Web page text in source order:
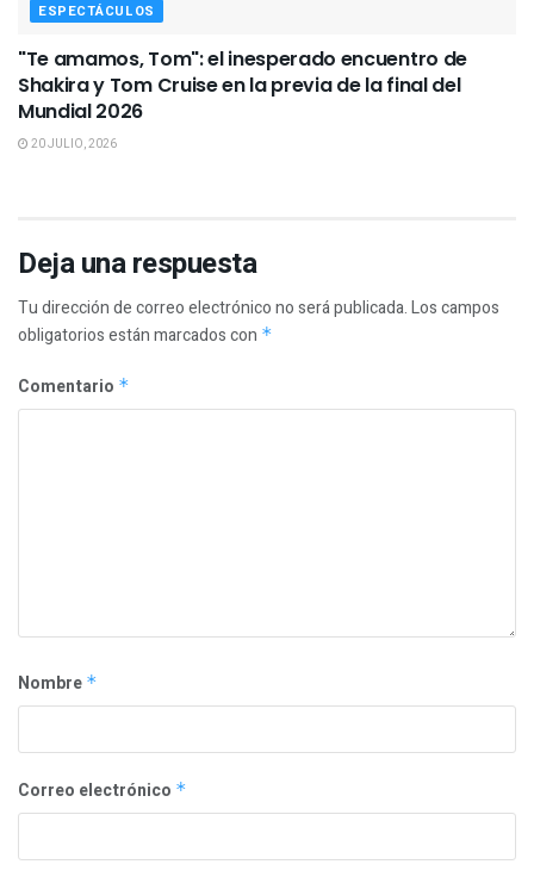
ESPECTÁCULOS
"Te amamos, Tom": el inesperado encuentro de
Shakira y Tom Cruise en la previa de la final del
Mundial 2026
20 JULIO, 2026
Deja una respuesta
Tu dirección de correo electrónico no será publicada.Los campos
obligatorios están marcados con *
Comentario *
Nombre *
Correo electrónico *